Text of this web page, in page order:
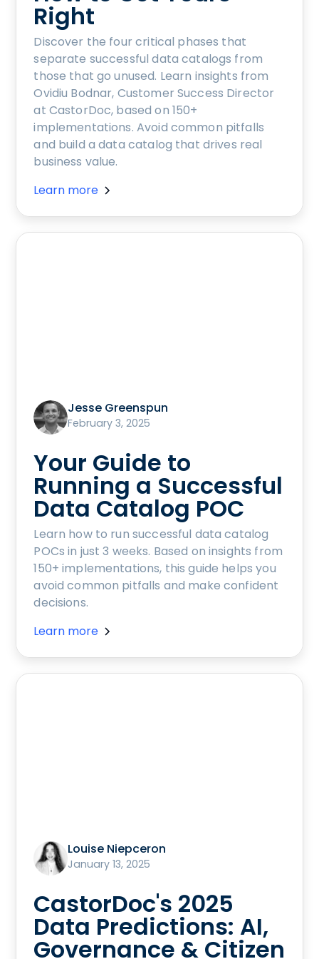
Right
Discover the four critical phases that
separate successful data catalogs from
those that go unused. Learn insights from
Ovidiu Bodnar, Customer Success Director
at CastorDoc, based on 150+
implementations. Avoid common pitfalls
and build a data catalog that drives real
business value.
Learn more
Jesse Greenspun
February 3, 2025
Your Guide to
Running a Successful
Data Catalog POC
Learn how to run successful data catalog
POCs in just 3 weeks. Based on insights from
150+ implementations, this guide helps you
avoid common pitfalls and make confident
decisions.
Learn more
Louise Niepceron
January 13, 2025
CastorDoc's 2025
Data Predictions: AI,
Governance & Citizen